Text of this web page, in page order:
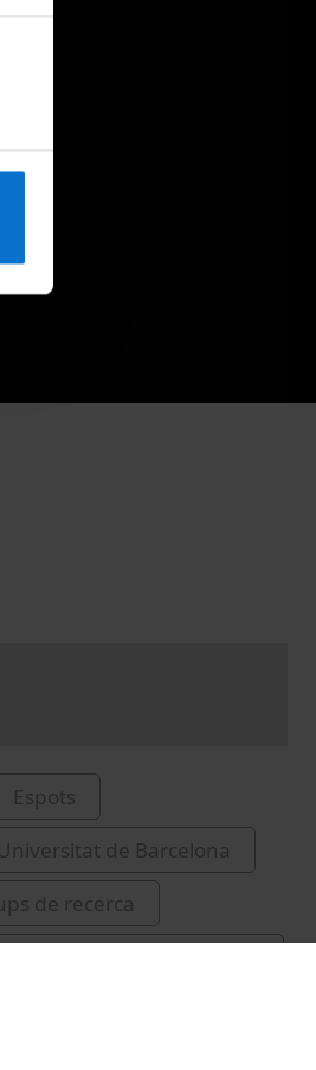
Espots
Universitat de Barcelona
de recerca